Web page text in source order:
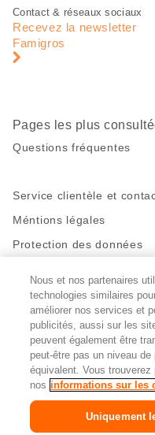
Pied
page
Navigation
pied
Contact & réseaux sociaux
Recevez la newsletter
Famigros
Pages les plus
Questions fréquentes
Service clientèle et
Méntions légales
Protection des données
Restez en contact!
Facebook
http://https://
Paramètres des cookies
FR IT
Nous et nos partenaires
technologies similaires
améliorer nos services et
publicités, aussi sur les
peuvent également être
peut-être pas un niveau
équivalent. Vous
nos informations sur les
Uniquement